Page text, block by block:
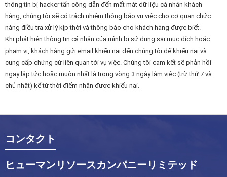
thông tin bị hacker tấn công dẫn đến mất mát dữ liệu cá nhân khách
hàng, chúng tôi sẽ có trách nhiệm thông báo vụ việc cho cơ quan chức
năng điều tra xử lý kịp thời và thông báo cho khách hàng được biết.
Khi phát hiện thông tin cá nhân của mình bị sử dụng sai mục đích hoặc
phạm vi, khách hàng gửi email khiếu nại đến chúng tôi để khiếu nại và
cung cấp chứng cứ liên quan tới vụ việc. Chúng tôi cam kết sẽ phản hồi
ngay lập tức hoặc muộn nhất là trong vòng 3 ngày làm việc (trừ thứ 7 và
chủ nhật) kể từ thời điểm nhận được khiếu nại.
コンタクト
ヒューマンリソースカンパニーリミテッド